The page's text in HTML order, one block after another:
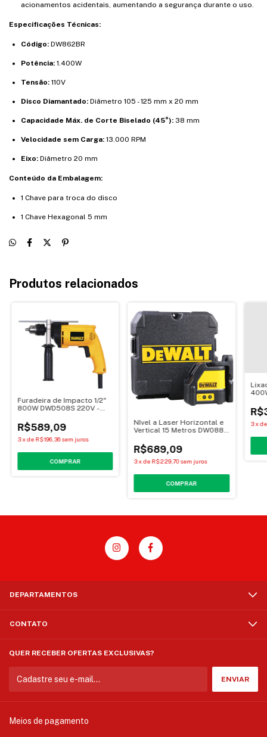
acionamentos acidentais, aumentando a segurança durante o uso.
Especificações Técnicas:
Código: DW862BR
Potência: 1.400W
Tensão: 110V
Disco Diamantado: Diâmetro 105 - 125 mm x 20 mm
Capacidade Máx. de Corte Biselado (45°): 38 mm
Velocidade sem Carga: 13.000 RPM
Eixo: Diâmetro 20 mm
Conteúdo da Embalagem:
1 Chave para troca do disco
1 Chave Hexagonal 5 mm
Produtos relacionados
Furadeira de Impacto 1/2"
800W DWD508S 220V -
R$589,09
3xdeR$196,36 sem juros
NIvel a Laser Horizontal e
Vertical 15 Metros DW088K
R$689,09
3xdeR$229,70 sem juros
3x
DEPARTAMENTOS
CONTATO
QUER RECEBER OFERTAS EXCLUSIVAS?
Meios de pagamento